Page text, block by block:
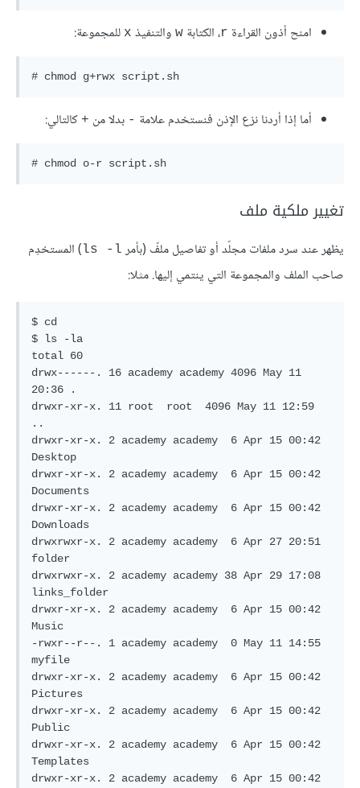
امنح أذون القراءة r، الكتابة w والتنفيذ x للمجموعة:
# chmod g+rwx script.sh
أما إذا أردنا نزع الإذن فنستخدم علامة - بدلا من + كالتالي:
# chmod o-r script.sh
تغيير ملكية ملف
يظهر عند سرد ملفات مجلّد أو تفاصيل ملفّ (بأمر ls -l ) المستخدِم
صاحب الملف والمجموعة التي ينتمي إليها. مثلا:
$ cd
$ ls -la
total 60
drwx------. 16 academy academy 4096 May 11
20:36 .
drwxr-xr-x. 11 root  root  4096 May 11 12:59
..
drwxr-xr-x. 2 academy academy  6 Apr 15 00:42
Desktop
drwxr-xr-x. 2 academy academy  6 Apr 15 00:42
Documents
drwxr-xr-x. 2 academy academy  6 Apr 15 00:42
Downloads
drwxrwxr-x. 2 academy academy  6 Apr 27 20:51
folder
drwxrwxr-x. 2 academy academy 38 Apr 29 17:08
links_folder
drwxr-xr-x. 2 academy academy  6 Apr 15 00:42
Music
-rwxr--r--. 1 academy academy  0 May 11 14:55
myfile
drwxr-xr-x. 2 academy academy  6 Apr 15 00:42
Pictures
drwxr-xr-x. 2 academy academy  6 Apr 15 00:42
Public
drwxr-xr-x. 2 academy academy  6 Apr 15 00:42
Templates
drwxr-xr-x. 2 academy academy  6 Apr 15 00:42